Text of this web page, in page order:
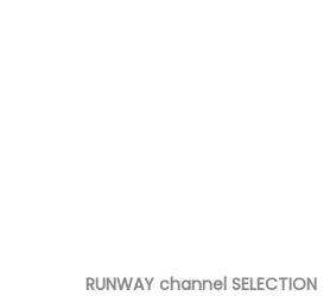
RUNWAY channel SELECTION